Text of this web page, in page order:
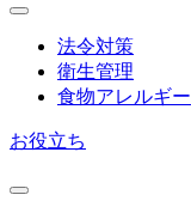
法令対策
衛生管理
食物アレルギー
お役立ち